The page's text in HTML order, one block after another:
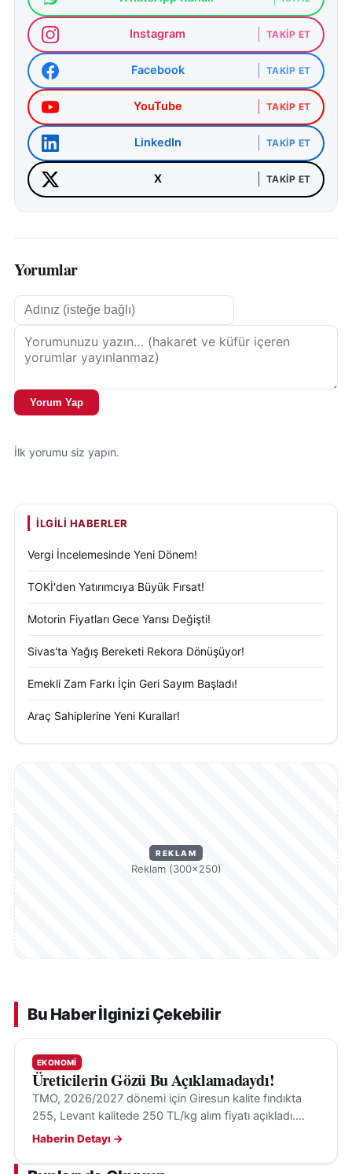
Instagram TAKIP ET
Facebook TAKIP ET
YouTube TAKIP ET
LinkedIn TAKIP ET
X TAKIP ET
Yorumlar
Yorum Yap
İlk yorumu siz yapın.
İLGILI HABERLER
Vergi İncelemesinde Yeni Dönem!
TOKİ'den Yatırımcıya Büyük Fırsat!
Motorin Fiyatları Gece Yarısı Değişti!
Sivas'ta Yağış Bereketi Rekora Dönüşüyor!
Emekli Zam Farkı İçin Geri Sayım Başladı!
Araç Sahiplerine Yeni Kurallar!
REKLAM
Reklam (300×250)
Bu Haber İlginizi Çekebilir
EKONOMI
Üreticilerin Gözü Bu Açıklamadaydı!
TMO, 2026/2027 dönemi için Giresun kalite fındıkta
255, Levant kalitede 250 TL/kg alım fiyatı açıkladı.
Alımlar 24 Ağustos'ta randevulu sistemle başlayacak.
Haberin Detayı →